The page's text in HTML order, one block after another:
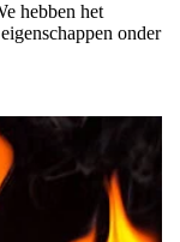
hebben het
onder